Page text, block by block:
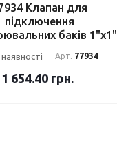
Клапан для
підключення
баків 1"х1"
Арт. 77934
1 654.40 грн.